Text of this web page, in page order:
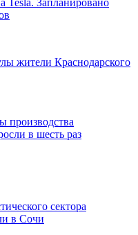
жители Краснодарского
производства
в шесть раз
сектора
в Сочи